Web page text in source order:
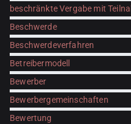
beschränkte Vergabe mit
Beschwerde
Beschwerdeverfahren
Betreibermodell
Bewerber
Bewerbergemeinschaften
Bewertung